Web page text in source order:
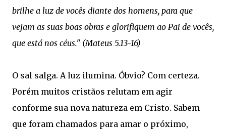
brilhe a luz de vocês diante dos homens, para que
vejam as suas boas obras e glorifiquem ao Pai de vocês,
que está nos céus." (Mateus 5.13‭-‬16)
O sal salga. A luz ilumina. Óbvio? Com certeza.
Porém muitos cristãos relutam em agir
conforme sua nova natureza em Cristo. Sabem
que foram chamados para amar o próximo,